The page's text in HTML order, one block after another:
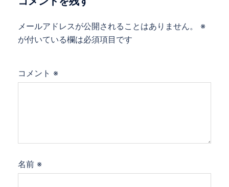
メールアドレスが公開されることはありません。
※
が付いている欄は必須項目です
コメント ※
名前 ※